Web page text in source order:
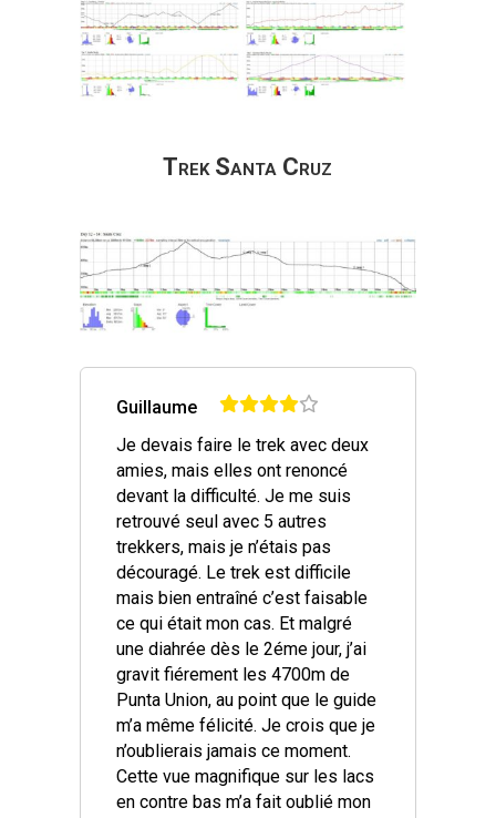
Trek Santa Cruz
Guillaume
Je devais faire le trek avec deux
amies, mais elles ont renoncé
devant la difficulté. Je me suis
retrouvé seul avec 5 autres
trekkers, mais je n’étais pas
découragé. Le trek est difficile
mais bien entraîné c’est faisable
ce qui était mon cas. Et malgré
une diahrée dès le 2éme jour, j’ai
gravit fiérement les 4700m de
Punta Union, au point que le guide
m’a même félicité. Je crois que je
n’oublierais jamais ce moment.
Cette vue magnifique sur les lacs
en contre bas m’a fait oublié mon